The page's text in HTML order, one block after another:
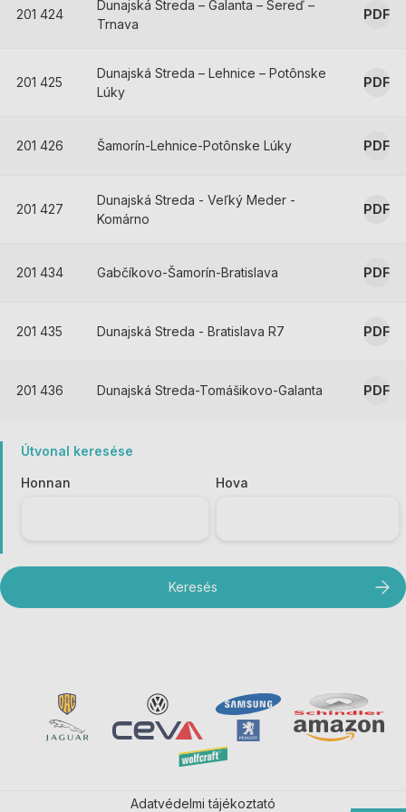
201 424
Dunajská Streda – Galanta – Sereď –
Trnava
PDF
201 425
Dunajská Streda – Lehnice – Potônske
Lúky
PDF
201 426 Šamorín-Lehnice-Potônske Lúky PDF
201 427
Dunajská Streda - Veľký Meder -
Komárno
PDF
201 434 Gabčíkovo-Šamorín-Bratislava PDF
201 435 Dunajská Streda - Bratislava R7 PDF
201 436 Dunajská Streda-Tomášikovo-Galanta PDF
Útvonal keresése
Honnan Hova
Adatvédelmi tájékoztató